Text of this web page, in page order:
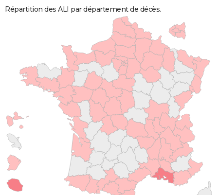
Répartition des ALI par département de décès.